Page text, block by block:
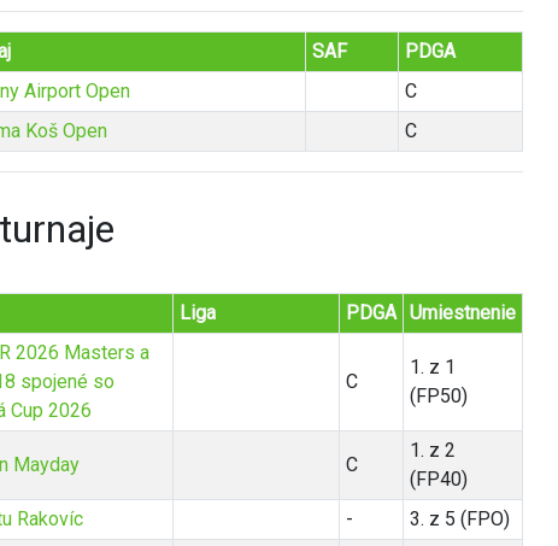
SAF
PDGA
Airport Open
C
Koš Open C
Liga PDGA Umiestnenie
2026 Masters a
spojené so
Cup 2026
C
1. z 1
(FP50)
Mayday C
1. z 2
(FP40)
Rakovíc -
3. z 5 (FPO)